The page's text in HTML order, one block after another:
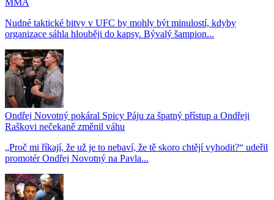
MMA
Nudné taktické bitvy v UFC by mohly být minulostí, kdyby
organizace sáhla hlouběji do kapsy. Bývalý šampion...
Ondřej Novotný pokáral Spicy Páju za špatný přístup a Ondřeji
Raškovi nečekaně změnil váhu
„Proč mi říkají, že už je to nebaví, že tě skoro chtějí vyhodit?“ udeřil
promotér Ondřej Novotný na Pavla...